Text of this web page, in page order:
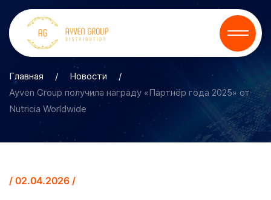
Главная / Новости
/
Ayven Group получила награду «Партнёр года 2025» от
Nutricia Worldwide
/ 02.04.2026 /